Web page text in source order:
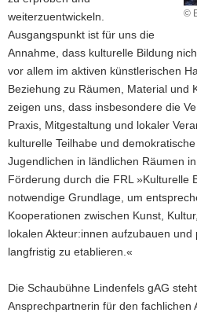
©
weiterzuentwickeln.
Ausgangspunkt ist für uns die
Annahme, dass kulturelle Bildung
vor allem im aktiven künstlerischen
Beziehung zu Räumen, Material und
zeigen uns, dass insbesondere die
Praxis, Mitgestaltung und lokaler
kulturelle Teilhabe und
Jugendlichen in ländlichen Räumen
Förderung durch die FRL »Kulturelle
notwendige Grundlage, um
Kooperationen zwischen Kunst,
lokalen Akteur:innen aufzubauen
langfristig zu etablieren.«
Die Schaubühne Lindenfels gAG
Ansprechpartnerin für den fachlichen